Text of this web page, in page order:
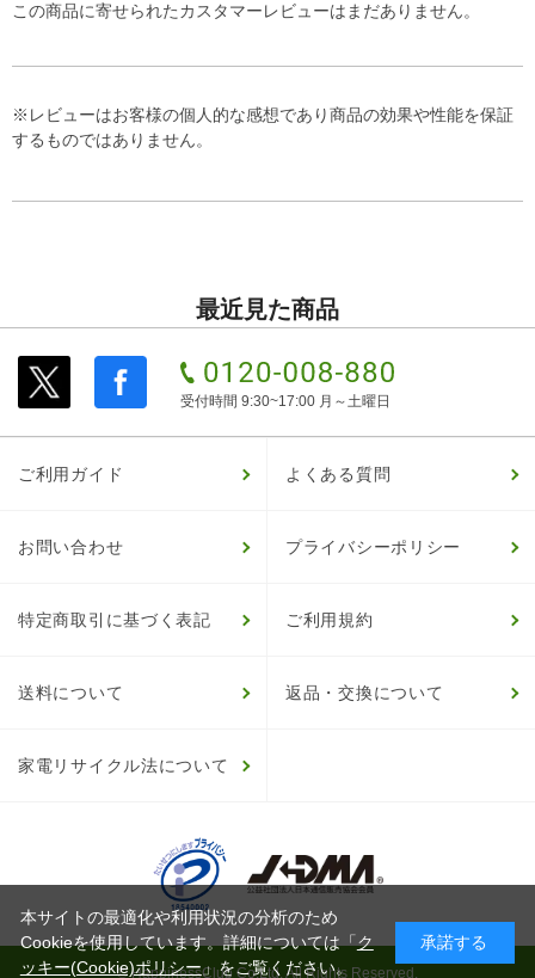
この商品に寄せられたカスタマーレビューはまだありません。
※レビューはお客様の個人的な感想であり商品の効果や性能を保証
するものではありません。
最近見た商品
受付時間 9:30~17:00 月～土曜日
ご利用ガイド よくある質問
お問い合わせ プライバシーポリシー
特定商取引に基づく表記 ご利用規約
送料について 返品・交換について
家電リサイクル法について
© HappinessClub Co.Ltd. All Rights Reserved.
本サイトの最適化や利用状況の分析のため
Cookieを使用しています。詳細については「ク
ッキー(Cookie)ポリシー」をご覧ください。
承諾する